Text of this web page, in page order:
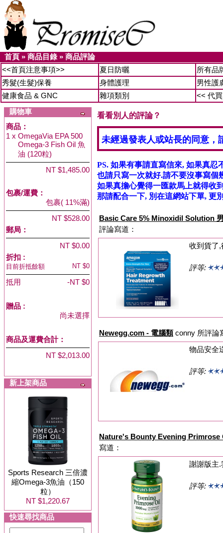
首頁 » 商品目錄» 商品評論
<<首頁注意事項>>
夏日防曬
所有品
秀髮(生髮)保養
身體護理
男性護
健康食品 & GNC
雜項類別
<< 代
購物車
商品：
1 x OmegaVia EPA 500
Omega-3 Fish Oil 魚
油 (120粒)
NT $1,485.00
包裹/運費：
包裹( 11%滿)
NT $528.00
郵局：
NT $0.00
折扣 :
目前折抵餘額 NT $0
抵用 -NT $0
贈品 :
尚未選擇
商品及運費合計：
NT $2,013.00
新上架商品
Sports Research 三倍濃
縮Omega-3魚油（150
粒）
NT $1,220.67
快速尋找商品
看看別人的評論？
未經過發表人或站長的同意，
PS. 如果有事請直寫信來, 如果真忍
也請只寫一次就好.請不要沒事寫個
如果真擔心覺得一匯款馬上就得收
那請配合一下, 別在這網站下單, 更
Basic Care 5% Minoxidil Solution
評論寫道：
收到貨了,
評等:
Newegg.com - 電腦類 conny 所評論
物品安全
評等:
Nature's Bounty Evening Primrose
寫道：
謝謝版主
評等: